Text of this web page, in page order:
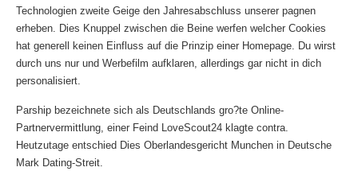
Technologien zweite Geige den Jahresabschluss unserer pagnen
erheben. Dies Knuppel zwischen die Beine werfen welcher Cookies
hat generell keinen Einfluss auf die Prinzip einer Homepage. Du wirst
durch uns nur und Werbefilm aufklaren, allerdings gar nicht in dich
personalisiert.
Parship bezeichnete sich als Deutschlands gro?te Online-
Partnervermittlung, einer Feind LoveScout24 klagte contra.
Heutzutage entschied Dies Oberlandesgericht Munchen in Deutsche
Mark Dating-Streit.